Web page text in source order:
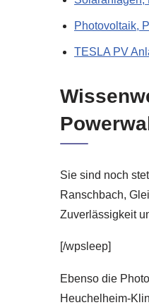
Photovoltaik,
TESLA PV
Sie sind noch
Ranschbach,
Zuverlässigkeit
[/wpsleep]
Ebenso die
Heuchelheim-